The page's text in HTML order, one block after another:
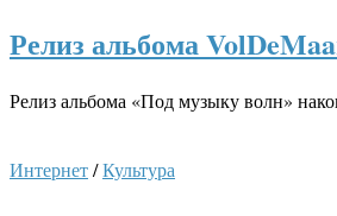
Релиз альбома
Релиз альбома «Под музыку волн»
Интернет/Культура